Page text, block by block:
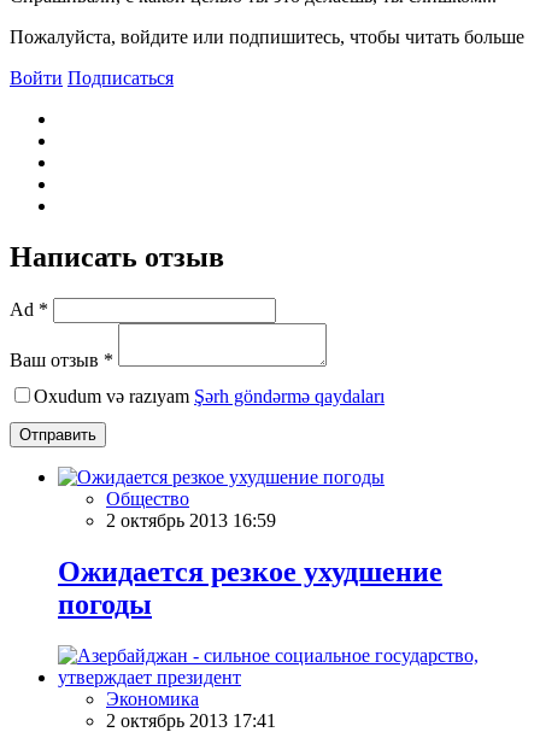
Пожалуйста, войдите или подпишитесь, чтобы читать больше
Войти Подписаться
Написать отзыв
Ad *
Ваш отзыв *
Oxudum və razıyam Şərh göndərmə qaydaları
Отправить
Общество
2 октябрь 2013 16:59
Ожидается резкое ухудшение
погоды
Экономика
2 октябрь 2013 17:41